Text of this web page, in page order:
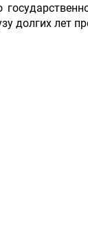
долгих лет